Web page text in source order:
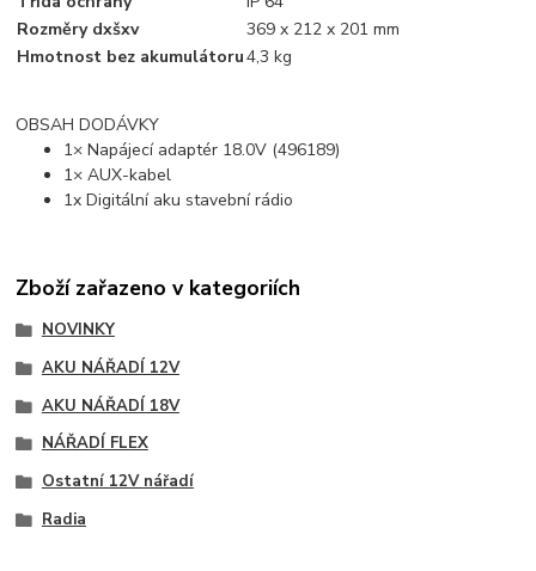
Rozměry dxšxv
369 x 212 x 201 mm
Hmotnost bez akumulátoru4,3 kg
OBSAH DODÁVKY
1× Napájecí adaptér 18.0V (496189)
1× AUX-kabel
1x Digitální aku stavební rádio
Zboží zařazeno v kategoriích
NOVINKY
AKU NÁŘADÍ 12V
AKU NÁŘADÍ 18V
NÁŘADÍ FLEX
Ostatní 12V nářadí
Radia